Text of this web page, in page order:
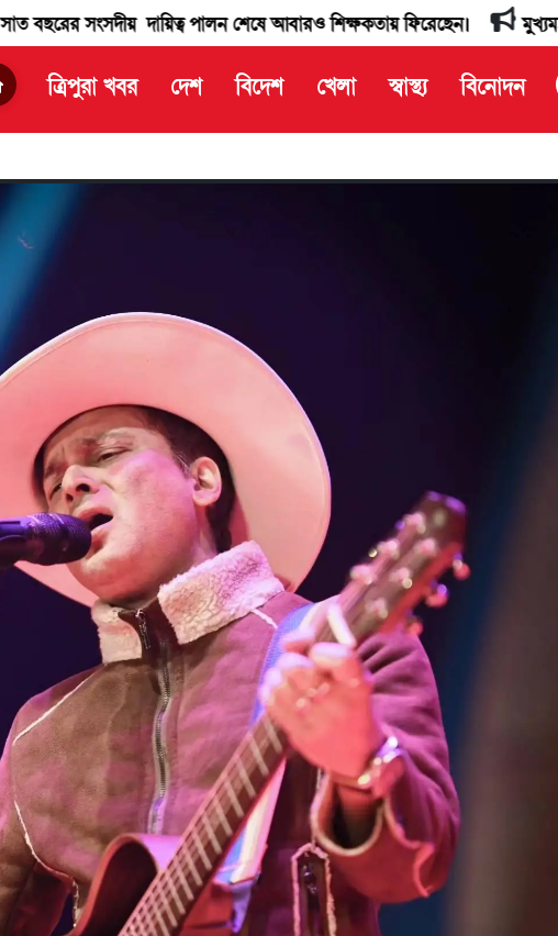
দায়িত্ব পালন শেষে আবারও শিক্ষকতায় ফিরেছেন। মুখ্যমন্ত্রী অধ্যাপক ডাঃ
ত্রিপুরা খবর দেশ বিদেশ খেলা স্বাস্থ্য বিনোদন